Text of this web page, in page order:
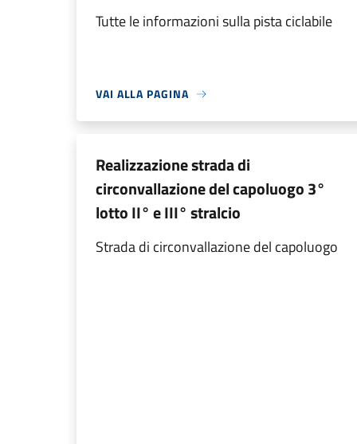
Tutte le informazioni sulla pista ciclabile
VAI ALLA PAGINA
Realizzazione strada di
circonvallazione del capoluogo 3°
lotto II° e III° stralcio
Strada di circonvallazione del capoluogo